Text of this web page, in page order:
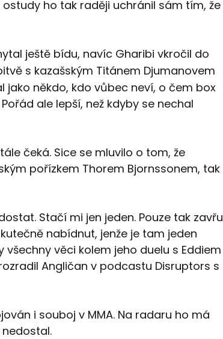
ho tak raději uchránil sám tím, že
ještě bídu, navíc Gharibi vkročil do
s kazašským Titánem Djumanovem
někdo, kdo vůbec neví, o čem box
ale lepší, než kdyby se nechal
čeká. Sice se mluvilo o tom, že
pořízkem Thorem Bjornssonem, tak
Stačí mi jen jeden. Pouze tak zavřu
nabídnut, jenže je tam jeden
věci kolem jeho duelu s Eddiem
Angličan v podcastu Disruptors s
i souboj v MMA. Na radaru ho má
nedostal.